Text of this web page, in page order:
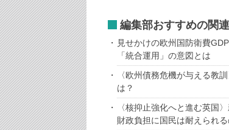
編集部おすすめの関
見せかけの欧州国防衛費
「統合運用」の意図とは
〈欧州債務危機が与える教
は？
〈核抑止強化へと進む英国
財政負担に国民は耐えられる